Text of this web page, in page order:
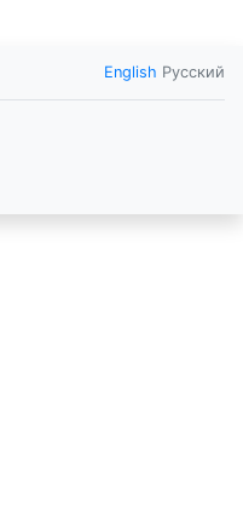
English Русский